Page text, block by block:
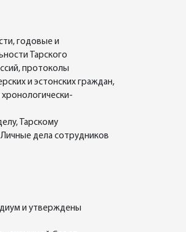
годовые и
Тарского
протоколы
и эстонских граждан,
Тарскому
дела сотрудников
и утверждены